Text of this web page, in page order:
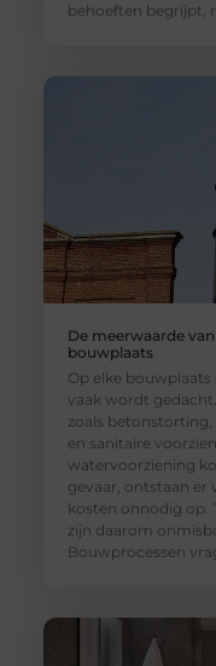
behoeften begrijpt,
De meerwaarde
bouwplaats
Op elke
vaak wordt
zoals
en sanitaire
watervoorziening
gevaar, ontstaan er
kosten onnodig op.
zijn daarom
Bouwprocessen